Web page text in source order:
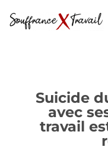
Suicide
avec
travail